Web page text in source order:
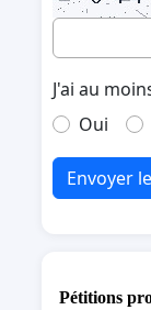
J'ai au
Oui
Envoyer
Pétitions